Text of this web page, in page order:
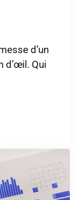
d’un
d’œil. Qui